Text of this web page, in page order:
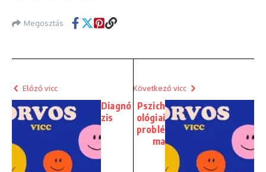
Megosztás
Előző vicc
Diagnó
zis
Következő vicc
Pszich
ológiai
problé
ma